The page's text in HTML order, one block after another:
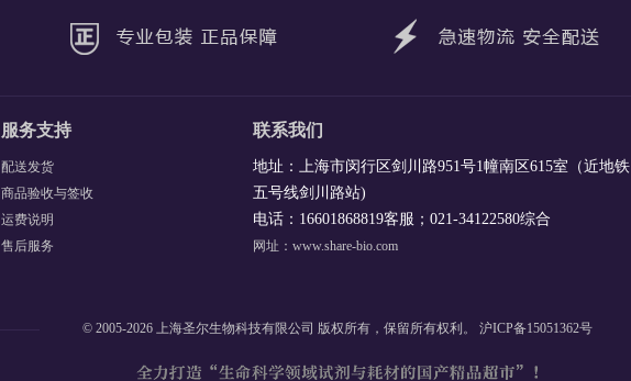
服务支持
配送发货
商品验收与签收
运费说明
售后服务
联系我们
地址：上海市闵行区剑川路951号1幢南区615室（近地铁
五号线剑川路站)
电话：16601868819客服；021-34122580综合
网址：www.share-bio.com
© 2005-2026 上海圣尔生物科技有限公司 版权所有，保留所有权利。 沪ICP备15051362号